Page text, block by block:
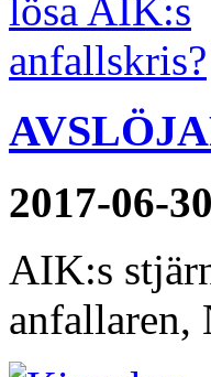
2017-06-
AIK:s
anfallaren,